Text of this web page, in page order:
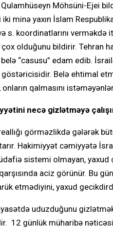
Möhsüni-Ejei
minə yaxın İslam
s. koordinatlarını
çox olduğunu bildirir.
“casusu” edam edib.
Belə ehtimal
qalmasını
necə gizlətməyə
görməzlikdə gələrək
Hakimiyyət cəmiyyətə
sistemi olmayan,
aciz görünür. Bu
etmədiyini, yaxud
uduzduğunu
12 günlük müharibə